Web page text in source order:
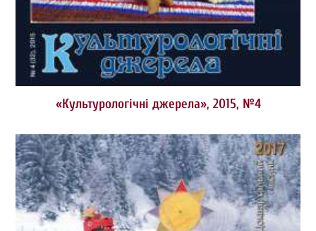
«Культурологічні джерела», 2015, №4